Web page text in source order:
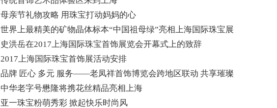
母亲节礼物攻略 用珠宝打动妈妈的心
世界上最精美的矿物晶体标本“中国祖母绿”亮相上海国际珠宝展
史洪岳在2017上海国际珠宝首饰展览会开幕式上的致辞
2017上海国际珠宝首饰展活动安排
品牌 匠心 多元 服务——老凤祥首饰博览会跨地区联动 共享璀璨
中华老字号懋隆将携花丝精品亮相上海
亚一珠宝粉萌秀彩 掀起快乐时尚风